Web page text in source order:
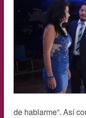
de hablarme”. Así